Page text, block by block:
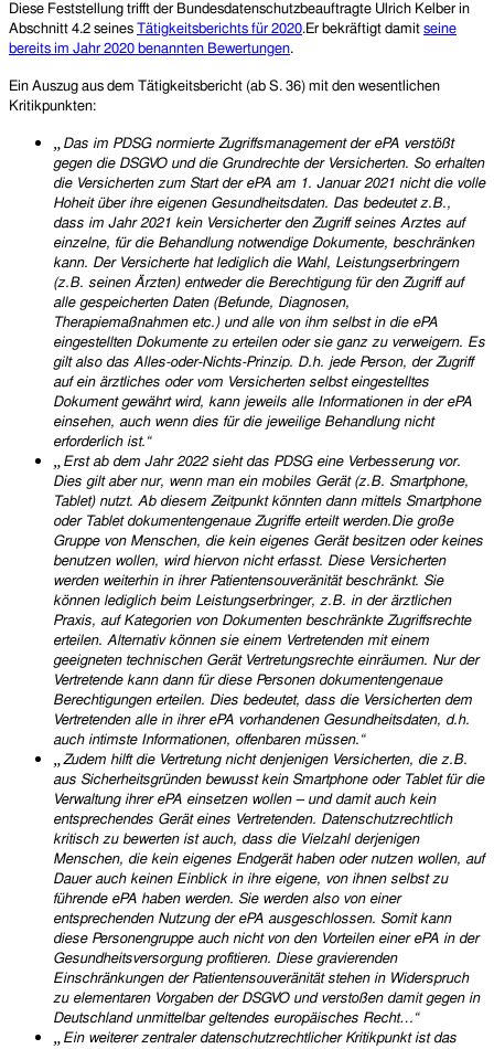
Diese Feststellung trifft der Bundesdatenschutzbeauftragte Ulrich Kelber in
Abschnitt 4.2 seines Tätigkeitsberichts für 2020.Er bekräftigt damit seine
bereits im Jahr 2020 benannten Bewertungen.
Ein Auszug aus dem Tätigkeitsbericht (ab S. 36) mit den wesentlichen
Kritikpunkten:
Das im PDSG normierte Zugriffsmanagement der ePA verstößt
gegen die DSGVO und die Grundrechte der Versicherten. So erhalten
die Versicherten zum Start der ePA am 1. Januar 2021 nicht die volle
Hoheit über ihre eigenen Gesundheitsdaten. Das bedeutet z.B.,
dass im Jahr 2021 kein Versicherter den Zugriff seines Arztes auf
einzelne, für die Behandlung notwendige Dokumente, beschränken
kann. Der Versicherte hat lediglich die Wahl, Leistungserbringern
(z.B. seinen Ärzten) entweder die Berechtigung für den Zugriff auf
alle gespeicherten Daten (Befunde, Diagnosen,
Therapiemaßnahmen etc.) und alle von ihm selbst in die ePA
eingestellten Dokumente zu erteilen oder sie ganz zu verweigern. Es
gilt also das Alles-oder-Nichts-Prinzip. D.h. jede Person, der Zugriff
auf ein ärztliches oder vom Versicherten selbst eingestelltes
Dokument gewährt wird, kann jeweils alle Informationen in der ePA
einsehen, auch wenn dies für die jeweilige Behandlung nicht
erforderlich ist.“
Erst ab dem Jahr 2022 sieht das PDSG eine Verbesserung vor.
Dies gilt aber nur, wenn man ein mobiles Gerät (z.B. Smartphone,
Tablet) nutzt. Ab diesem Zeitpunkt könnten dann mittels Smartphone
oder Tablet dokumentengenaue Zugriffe erteilt werden.Die große
Gruppe von Menschen, die kein eigenes Gerät besitzen oder keines
benutzen wollen, wird hiervon nicht erfasst. Diese Versicherten
werden weiterhin in ihrer Patientensouveränität beschränkt. Sie
können lediglich beim Leistungserbringer, z.B. in der ärztlichen
Praxis, auf Kategorien von Dokumenten beschränkte Zugriffsrechte
erteilen. Alternativ können sie einem Vertretenden mit einem
geeigneten technischen Gerät Vertretungsrechte einräumen. Nur der
Vertretende kann dann für diese Personen dokumentengenaue
Berechtigungen erteilen. Dies bedeutet, dass die Versicherten dem
Vertretenden alle in ihrer ePA vorhandenen Gesundheitsdaten, d.h.
auch intimste Informationen, offenbaren müssen.“
Zudem hilft die Vertretung nicht denjenigen Versicherten, die z.B.
aus Sicherheitsgründen bewusst kein Smartphone oder Tablet für die
Verwaltung ihrer ePA einsetzen wollen – und damit auch kein
entsprechendes Gerät eines Vertretenden. Datenschutzrechtlich
kritisch zu bewerten ist auch, dass die Vielzahl derjenigen
Menschen, die kein eigenes Endgerät haben oder nutzen wollen, auf
Dauer auch keinen Einblick in ihre eigene, von ihnen selbst zu
führende ePA haben werden. Sie werden also von einer
entsprechenden Nutzung der ePA ausgeschlossen. Somit kann
diese Personengruppe auch nicht von den Vorteilen einer ePA in der
Gesundheitsversorgung profitieren. Diese gravierenden
Einschränkungen der Patientensouveränität stehen in Widerspruch
zu elementaren Vorgaben der DSGVO und verstoßen damit gegen in
Deutschland unmittelbar geltendes europäisches Recht…“
Ein weiterer zentraler datenschutzrechtlicher Kritikpunkt ist das